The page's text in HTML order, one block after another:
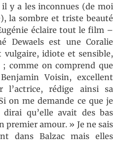
y a les inconnues (de moi
la sombre et triste beauté
éclaire tout le film –
Dewaels est une Coralie
vulgaire, idiote et sensible,
comme on comprend que
Voisin, excellent
l’actrice, rédige ainsi sa
on me demande ce que je
qu’elle avait des bas
premier amour. » Je ne sais
dans Balzac mais elles